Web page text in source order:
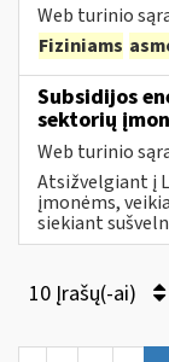
Web turinio
Fiziniams
Subsidijos
sektorių
Web turinio
Atsižvelgiant į
įmonėms,
siekiant
10 Įrašų(-ai)